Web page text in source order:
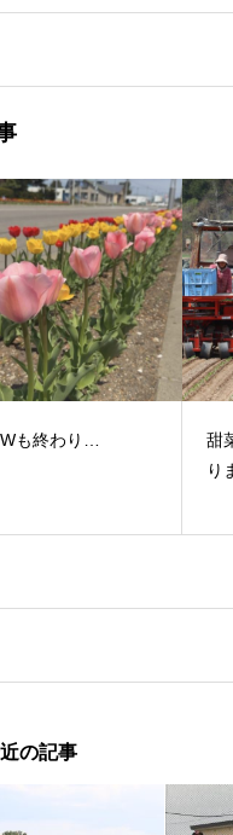
も終わり…
甜
り
の記事